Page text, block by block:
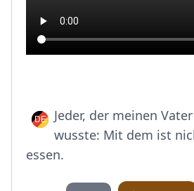
Jeder, der meinen
wusste: Mit dem ist
essen.